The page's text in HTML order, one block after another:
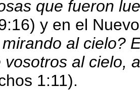
que fueron
y en el
al cielo?
vosotros al cielo,
1:11).